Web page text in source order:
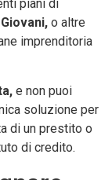
piani di
o altre
imprenditoria
e non puoi
soluzione per
di un prestito o
di credito.